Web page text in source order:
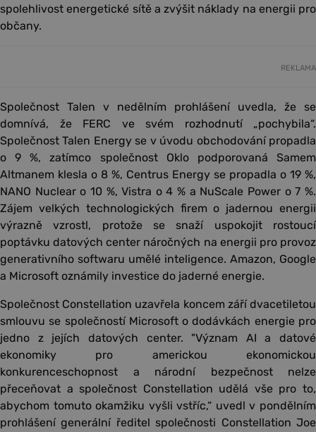
spolehlivost energetické sítě a zvýšit náklady na energii pro
občany.
REKLAMA
Společnost Talen v nedělním prohlášení uvedla, že se
domnívá, že FERC ve svém rozhodnutí „pochybila“.
Společnost Talen Energy se v úvodu obchodování propadla
o 9 %, zatímco společnost Oklo podporovaná Samem
Altmanem klesla o 8 %, Centrus Energy se propadla o 19 %,
NANO Nuclear o 10 %, Vistra o 4 % a NuScale Power o 7 %.
Zájem velkých technologických firem o jadernou energii
výrazně vzrostl, protože se snaží uspokojit rostoucí
poptávku datových center náročných na energii pro provoz
generativního softwaru umělé inteligence. Amazon, Google
a Microsoft oznámily investice do jaderné energie.
Společnost Constellation uzavřela koncem září dvacetiletou
smlouvu se společností Microsoft o dodávkách energie pro
jedno z jejích datových center. "Význam AI a datové
ekonomiky pro americkou ekonomickou
konkurenceschopnost a národní bezpečnost nelze
přeceňovat a společnost Constellation udělá vše pro to,
abychom tomuto okamžiku vyšli vstříc,“ uvedl v pondělním
prohlášení generální ředitel společnosti Constellation Joe